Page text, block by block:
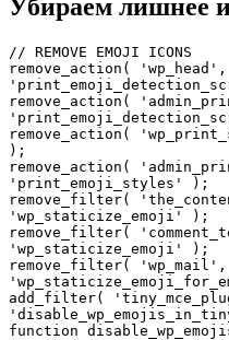
Убираем лишнее
// REMOVE EMOJI ICONS
remove_action( 'wp_head',
remove_action(
remove_action(
);
remove_action(
'print_emoji_styles' );
remove_filter(
'wp_staticize_emoji' );
remove_filter(
'wp_staticize_emoji' );
remove_filter( 'wp_mail',
add_filter(
function